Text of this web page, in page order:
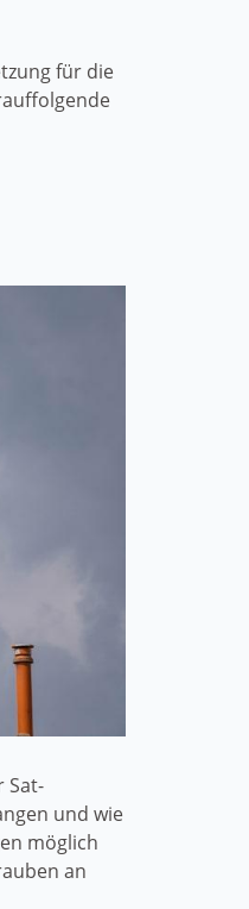
für die
Sat-
und wie
möglich
an